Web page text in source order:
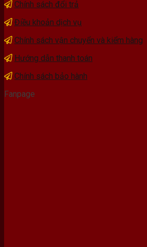
Chính sách đổi trả
Điều khoản dịch vụ
Chính sách vận chuyển và kiểm hàng
Hướng dẫn thanh toán
Chính sách bảo hành
Fanpage